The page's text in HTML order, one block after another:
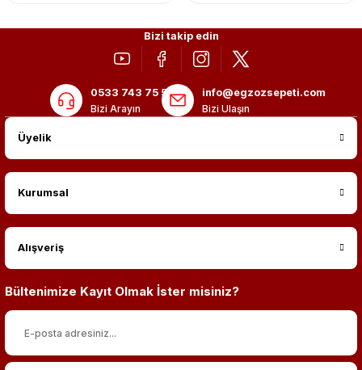
Bizi takip edin
0533 743 75 56
Bizi Arayın
info@egzozsepeti.com
Bizi Ulaşın
Üyelik
Kurumsal
Alışveriş
Bültenimize Kayıt Olmak İster misiniz?